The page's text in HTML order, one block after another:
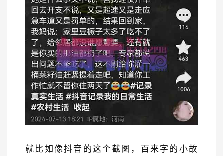
就比如像抖音的这个截图，百来字的小故